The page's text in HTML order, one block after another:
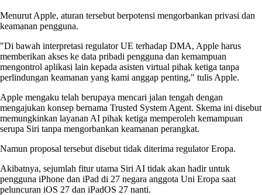
Menurut Apple, aturan tersebut berpotensi mengorbankan privasi dan
keamanan pengguna.
"Di bawah interpretasi regulator UE terhadap DMA, Apple harus
memberikan akses ke data pribadi pengguna dan kemampuan
mengontrol aplikasi lain kepada asisten virtual pihak ketiga tanpa
perlindungan keamanan yang kami anggap penting," tulis Apple.
Apple mengaku telah berupaya mencari jalan tengah dengan
mengajukan konsep bernama Trusted System Agent. Skema ini disebut
memungkinkan layanan AI pihak ketiga memperoleh kemampuan
serupa Siri tanpa mengorbankan keamanan perangkat.
Namun proposal tersebut disebut tidak diterima regulator Eropa.
Akibatnya, sejumlah fitur utama Siri AI tidak akan hadir untuk
pengguna iPhone dan iPad di 27 negara anggota Uni Eropa saat
peluncuran iOS 27 dan iPadOS 27 nanti.